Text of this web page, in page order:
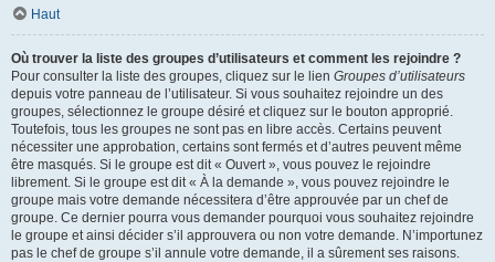
Haut
Où trouver la liste des groupes d’utilisateurs et comment les rejoindre ?
Pour consulter la liste des groupes, cliquez sur le lien Groupes d’utilisateurs
depuis votre panneau de l’utilisateur. Si vous souhaitez rejoindre un des
groupes, sélectionnez le groupe désiré et cliquez sur le bouton approprié.
Toutefois, tous les groupes ne sont pas en libre accès. Certains peuvent
nécessiter une approbation, certains sont fermés et d’autres peuvent même
être masqués. Si le groupe est dit « Ouvert », vous pouvez le rejoindre
librement. Si le groupe est dit « À la demande », vous pouvez rejoindre le
groupe mais votre demande nécessitera d’être approuvée par un chef de
groupe. Ce dernier pourra vous demander pourquoi vous souhaitez rejoindre
le groupe et ainsi décider s’il approuvera ou non votre demande. N’importunez
pas le chef de groupe s’il annule votre demande, il a sûrement ses raisons.